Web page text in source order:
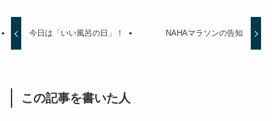
今日は「いい風呂の日」！ NAHAマラソンの告知
この記事を書いた人